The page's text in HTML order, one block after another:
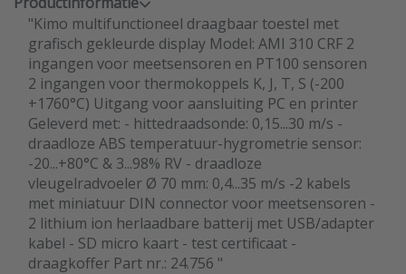
"Kimo multifunctioneel draagbaar toestel met
grafisch gekleurde display Model: AMI 310 CRF 2
ingangen voor meetsensoren en PT100 sensoren
2 ingangen voor thermokoppels K, J, T, S (-200
+1760°C) Uitgang voor aansluiting PC en printer
Geleverd met: - hittedraadsonde: 0,15...30 m/s -
draadloze ABS temperatuur-hygrometrie sensor:
-20...+80°C & 3...98% RV - draadloze
vleugelradvoeler Ø 70 mm: 0,4...35 m/s -2 kabels
met miniatuur DIN connector voor meetsensoren -
2 lithium ion herlaadbare batterij met USB/adapter
kabel - SD micro kaart - test certificaat -
draagkoffer Part nr.: 24.756 "